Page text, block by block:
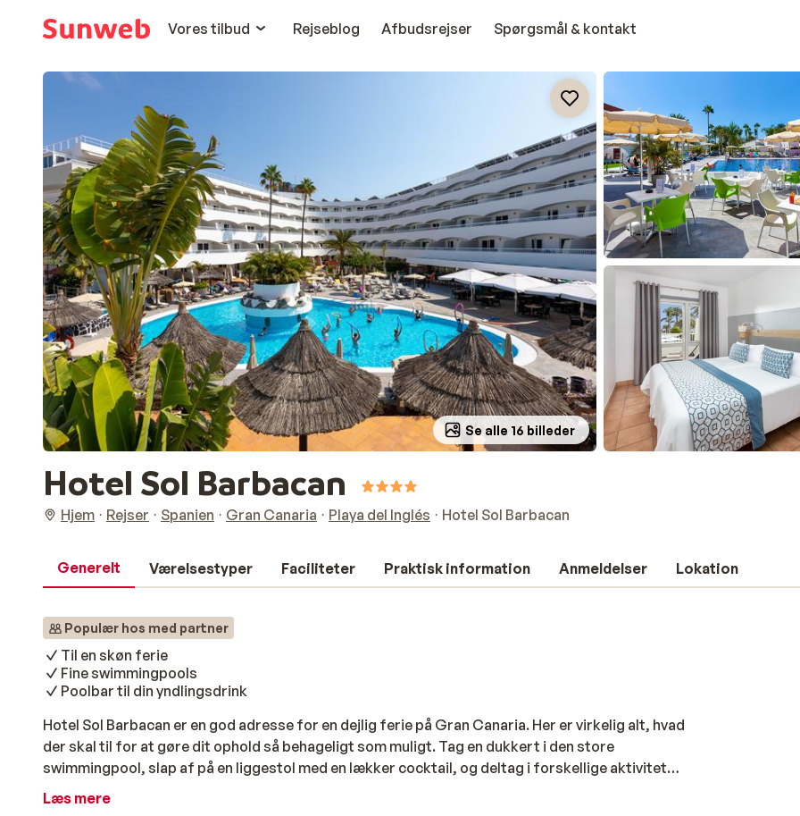
Vores tilbud
Rejseblog Afbudsrejser Spørgsmål & kontakt
Se alle 16 billeder
Hotel Sol Barbacan
Hjem Rejser Spanien Gran Canaria Playa del Inglés Hotel Sol Barbacan
Generelt Værelsestyper Faciliteter Praktisk information Anmeldelser Lokation
Populær hos med partner
Til en skøn ferie
Fine swimmingpools
Poolbar til din yndlingsdrink
Hotel Sol Barbacan er en god adresse for en dejlig ferie på Gran Canaria. Her er virkelig alt, hvad
der skal til for at gøre dit ophold så behageligt som muligt. Tag en dukkert i den store
swimmingpool, slap af på en liggestol med en lækker cocktail, og deltag i forskellige aktiviteter,
som underholdningsteamet arrangerer. Lejlighederne er pænt møblerede og komfortable at
Læs mere